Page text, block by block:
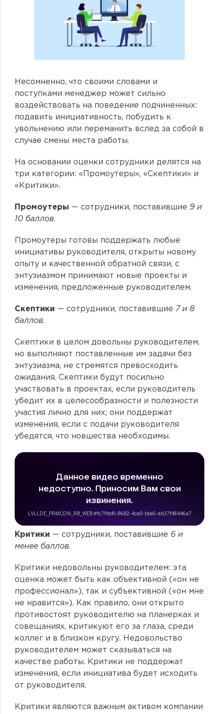
Несомненно, что своими словами и
поступками менеджер может сильно
воздействовать на поведение подчиненных:
подавить инициативность, побудить к
увольнению или переманить вслед за собой в
случае смены места работы.
На основании оценки сотрудники делятся на
три категории: «Промоутеры», «Скептики» и
«Критики».
Промоутеры — сотрудники, поставившие 9 и
10 баллов.
Промоутеры готовы поддержать любые
инициативы руководителя, открыты новому
опыту и качественной обратной связи, с
энтузиазмом принимают новые проекты и
изменения, предложенные руководителем.
Скептики — сотрудники, поставившие 7 и 8
баллов.
Скептики в целом довольны руководителем,
но выполняют поставленные им задачи без
энтузиазма, не стремятся превосходить
ожидания. Скептики будут посильно
участвовать в проектах, если руководитель
убедит их в целесообразности и полезности
участия лично для них; они поддержат
изменения, если с подачи руководителя
убедятся, что новшества необходимы.
Критики — сотрудники, поставившие 6 и
менее баллов.
Критики недовольны руководителем: эта
оценка может быть как объективной («он не
профессионал»), так и субъективной («он мне
не нравится»). Как правило, они открыто
противостоят руководителю на планерках и
совещаниях, критикуют его за глаза, среди
коллег и в близком кругу. Недовольство
руководителем может сказываться на
качестве работы. Критики не поддержат
изменения, если инициатива будет исходить
от руководителя.
Критики являются важным активом компании